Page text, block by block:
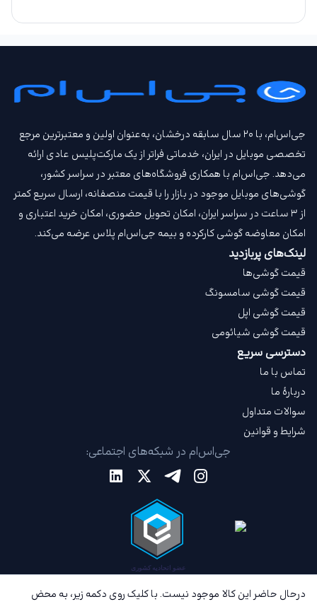
درحال حاضر این کالا موجود نیست. با کلیک روی دکمه زیر، به محض
جی‌اس‌ام، با ۲۰ سال سابقه درخشان، به‌عنوان اولین و معتبرترین مرجع
تخصصی موبایل در ایران، خدماتی فراتر از یک مارکت‌پلیس عادی ارائه
می‌دهد. جی‌اس‌ام با همکاری فروشگاه‌های معتبر در سراسر کشور،
گوشی‌های موبایل موجود در بازار را با قیمت‌ منصفانه، ارسال سریع کمتر
از ۳ ساعت در سراسر ایران، امکان تحویل حضوری، امکان خرید اعتباری و
امکان معاوضه گوشی کارکرده و بیمه جی‌اس‌ام‌ پلاس عرضه می‌کند.
لینک‌های پربازدید
قیمت گوشی‌ها
قیمت گوشی سامسونگ
قیمت گوشی اپل
قیمت گوشی شیائومی
دسترسی سریع
تماس با ما
دربارهٔ ما
سوالات متداول
شرایط و قوانین
جی‌اس‌ام در شبکه‌های اجتماعی: